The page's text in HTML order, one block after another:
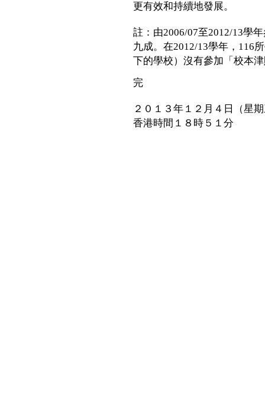
更有效和持續地發展。
註：由2006/07至2012/13學
九成。在2012/13學年，116
下的學校）沒有參加「校本
完
２０１３年１２月４日（星
香港時間１８時５１分